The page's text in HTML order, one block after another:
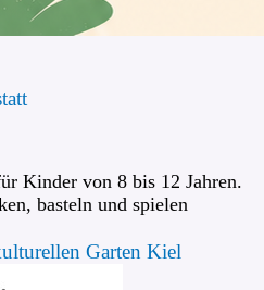
Kinder von 8 bis 12 Jahren.
basteln und spielen
Garten Kiel